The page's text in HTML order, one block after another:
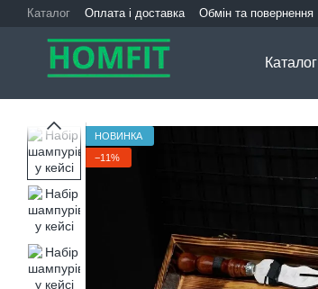
Перейти до основного контенту
Каталог Оплата і доставка Обмін та повернення
Каталог
НОВИНКА
−11%